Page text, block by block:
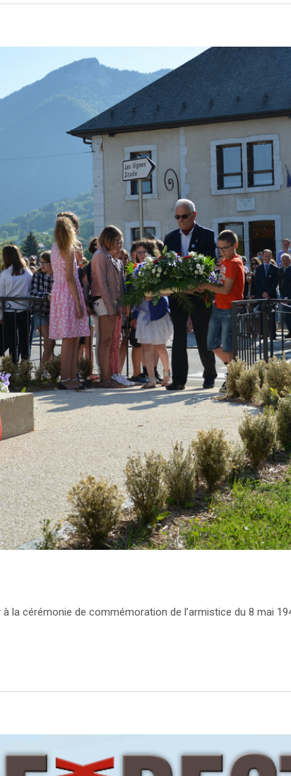
la cérémonie de commémoration de l’armistice du 8 mai